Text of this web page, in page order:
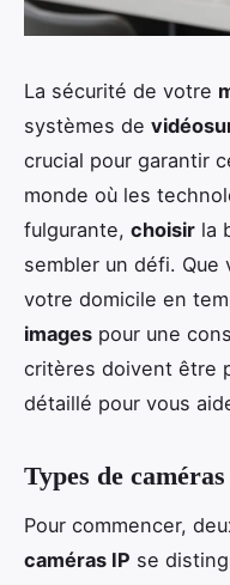
La sécurité de votre
systèmes de
crucial pour garantir
monde où les
fulgurante, choisir la
sembler un défi. Que
votre domicile en
images pour une
critères doivent être
détaillé pour vous
Types de
Pour commencer,
caméras IP se